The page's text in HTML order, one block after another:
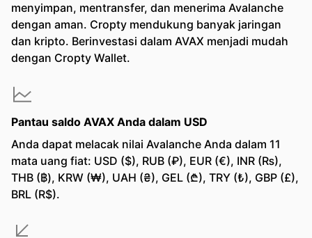
menyimpan, mentransfer, dan menerima Avalanche
dengan aman. Cropty mendukung banyak jaringan
dan kripto. Berinvestasi dalam AVAX menjadi mudah
dengan Cropty Wallet.
Pantau saldo AVAX Anda dalam USD
Anda dapat melacak nilai Avalanche Anda dalam 11
mata uang fiat: USD ($), RUB (₽), EUR (€), INR (₨),
THB (฿), KRW (₩), UAH (₴), GEL (₾), TRY (₺), GBP (£),
BRL (R$).